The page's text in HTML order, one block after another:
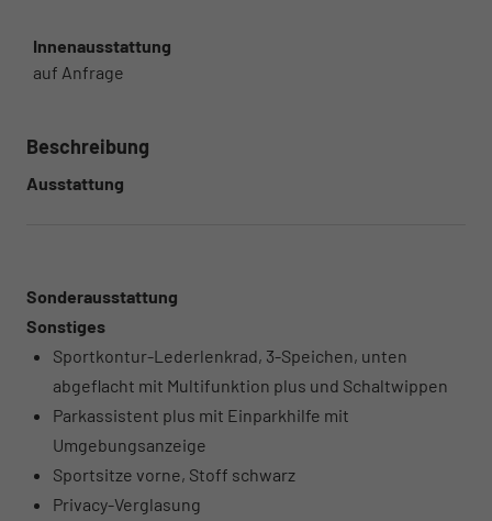
Innenausstattung
auf Anfrage
Beschreibung
Ausstattung
Sonderausstattung
Sonstiges
Sportkontur-Lederlenkrad, 3-Speichen, unten
abgeflacht mit Multifunktion plus und Schaltwippen
Parkassistent plus mit Einparkhilfe mit
Umgebungsanzeige
Sportsitze vorne, Stoff schwarz
Privacy-Verglasung